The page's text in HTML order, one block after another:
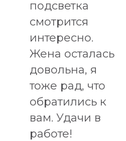
подсветка
смотрится
интересно.
Жена осталась
довольна, я
тоже рад, что
обратились к
вам. Удачи в
работе!